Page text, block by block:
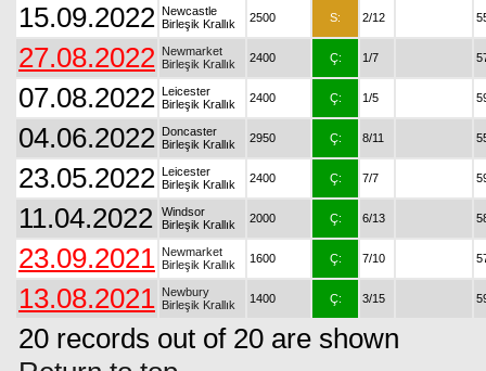
15.09.2022 Newcastle
Birleşik Krallık
2500 S: 2/12
27.08.2022 Newmarket
Birleşik Krallık
2400 Ç: 1/7
07.08.2022 Leicester
Birleşik Krallık
2400 Ç: 1/5
04.06.2022 Doncaster
Birleşik Krallık
2950 Ç: 8/11
23.05.2022 Leicester
Birleşik Krallık
2400 Ç: 7/7
11.04.2022
Windsor
Birleşik Krallık
2000 Ç: 6/13
23.09.2021 Newmarket
Birleşik Krallık
1600 Ç: 7/10
13.08.2021 Newbury
Birleşik Krallık
1400 Ç: 3/15
20 records out of 20 are shown